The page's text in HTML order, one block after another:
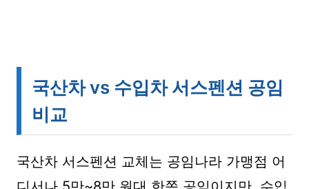
국산차 vs 수입차 서스펜션 공임
비교
국산차 서스펜션 교체는 공임나라 가맹점 어